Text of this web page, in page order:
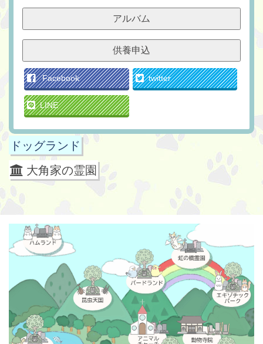
アルバム
供養申込
Facebook twitter
LINE
ドッグランド
大角家の霊園